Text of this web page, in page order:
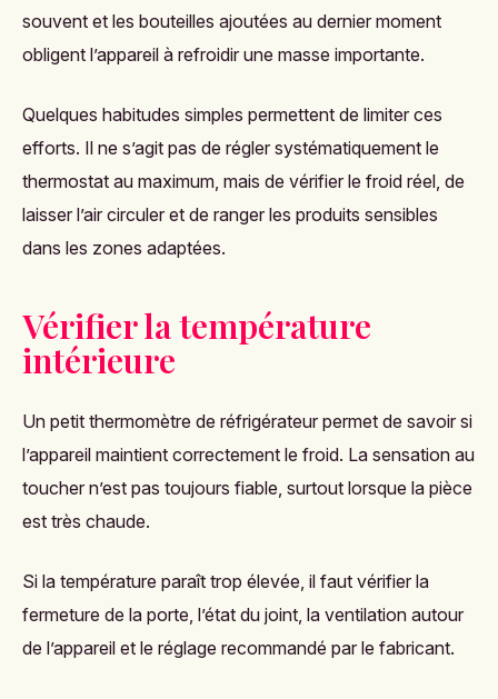
souvent et les bouteilles ajoutées au dernier moment
obligent l’appareil à refroidir une masse importante.
Quelques habitudes simples permettent de limiter ces
efforts. Il ne s’agit pas de régler systématiquement le
thermostat au maximum, mais de vérifier le froid réel, de
laisser l’air circuler et de ranger les produits sensibles
dans les zones adaptées.
Vérifier la température
intérieure
Un petit thermomètre de réfrigérateur permet de savoir si
l’appareil maintient correctement le froid. La sensation au
toucher n’est pas toujours fiable, surtout lorsque la pièce
est très chaude.
Si la température paraît trop élevée, il faut vérifier la
fermeture de la porte, l’état du joint, la ventilation autour
de l’appareil et le réglage recommandé par le fabricant.